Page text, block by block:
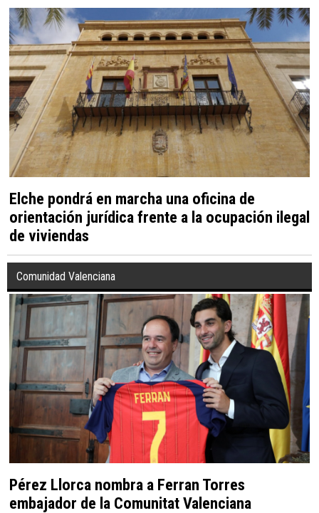
Elche pondrá en marcha una oficina de
orientación jurídica frente a la ocupación ilegal
de viviendas
Comunidad Valenciana
Pérez Llorca nombra a Ferran Torres
embajador de la Comunitat Valenciana